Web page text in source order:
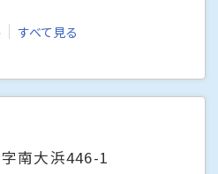
すべて見る
南大浜446-1